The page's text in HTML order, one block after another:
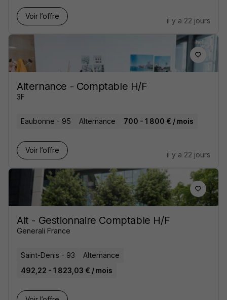
Voir l’offre
il y a 22 jours
Alternance - Comptable H/F
3F
Eaubonne - 95 Alternance 700 - 1 800 € / mois
Voir l’offre
il y a 22 jours
Alt - Gestionnaire Comptable H/F
Generali France
Saint-Denis - 93
Alternance
492,22 - 1 823,03 € / mois